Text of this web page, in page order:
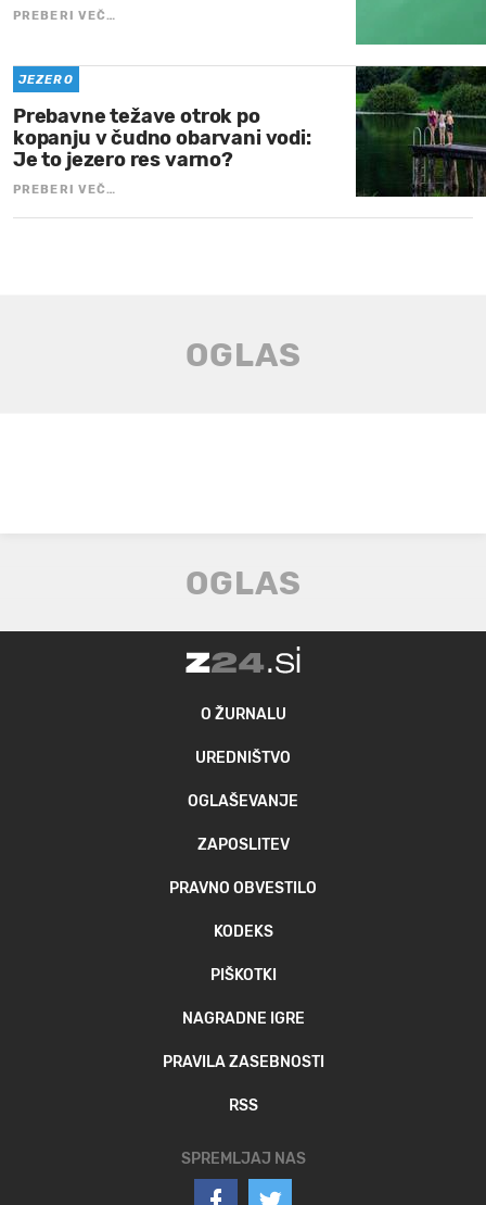
PREBERI VEČ…
JEZERO
Prebavne težave otrok po
kopanju v čudno obarvani vodi:
Je to jezero res varno?
PREBERI VEČ…
O ŽURNALU
UREDNIŠTVO
OGLAŠEVANJE
ZAPOSLITEV
PRAVNO OBVESTILO
KODEKS
PIŠKOTKI
NAGRADNE IGRE
PRAVILA ZASEBNOSTI
RSS
SPREMLJAJ NAS